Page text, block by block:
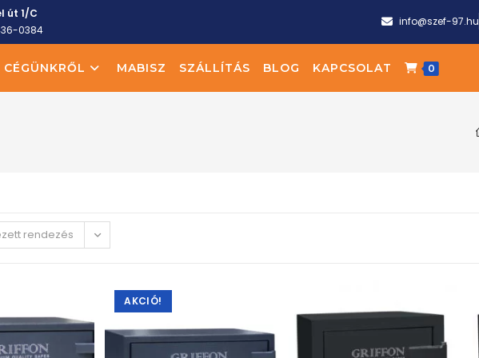
út 1/C
0384
info@szef-97.hu
CÉGÜNKRŐL MABISZ SZÁLLÍTÁS BLOG KAPCSOLAT 0
rendezés
AKCIÓ!